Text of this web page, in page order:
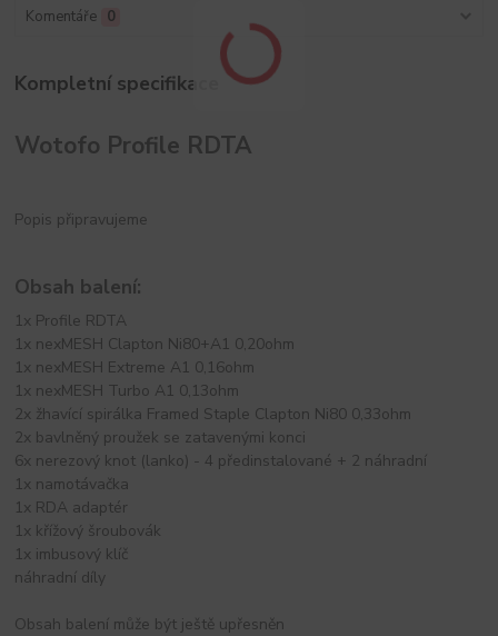
Komentáře 0
Kompletní specifikace
Wotofo Profile RDTA
Popis připravujeme
Obsah balení:
1x Profile RDTA
1x nexMESH Clapton Ni80+A1 0,20ohm
1x nexMESH Extreme A1 0,16ohm
1x nexMESH Turbo A1 0,13ohm
2x žhavící spirálka Framed Staple Clapton Ni80 0,33ohm
2x bavlněný proužek se zatavenými konci
6x nerezový knot (lanko) - 4 předinstalované + 2 náhradní
1x namotávačka
1x RDA adaptér
1x křížový šroubovák
1x imbusový klíč
náhradní díly
Obsah balení může být ještě upřesněn